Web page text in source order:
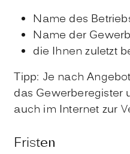
Name des
Name der
die Ihnen zuletzt
Tipp: Je nach
das Gewerberegister
auch im Internet zur
Fristen